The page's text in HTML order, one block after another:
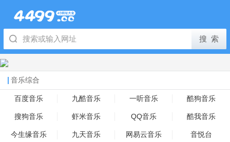
音乐综合
百度音乐 九酷音乐 一听音乐 酷狗音乐
搜狗音乐 虾米音乐 QQ音乐 酷我音乐
今生缘音乐 九天音乐 网易云音乐 音悦台